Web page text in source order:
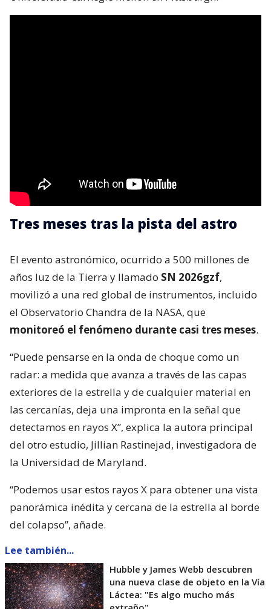
Tres meses tras la pista del astro
El evento astronómico, ocurrido a 500 millones de
años luz de la Tierra y llamado SN 2026gzf,
movilizó a una red global de instrumentos, incluido
el Observatorio Chandra de la NASA, que
monitoreó el fenómeno durante casi tres meses.
“Puede pensarse en la onda de choque como un
radar: a medida que avanza a través de las capas
exteriores de la estrella y de cualquier material en
las cercanías, deja una impronta en la señal que
detectamos en rayos X”, explica la autora principal
del otro estudio, Jillian Rastinejad, investigadora de
la Universidad de Maryland.
“Podemos usar estos rayos X para obtener una vista
panorámica inédita y cercana de la estrella al borde
del colapso”, añade.
Lee también...
Hubble y James Webb descubren
una nueva clase de objeto en la Vía
Láctea: "Es algo mucho más